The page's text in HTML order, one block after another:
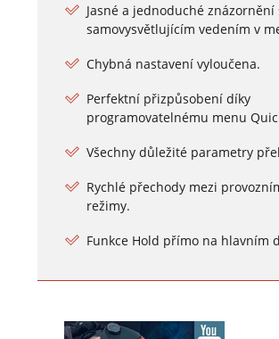
Jasné a jednoduché znázornění
samovysvětlujícím vedením v
Chybná nastavení vyloučena.
Perfektní přizpůsobení díky
programovatelnému menu
Všechny důležité parametry
Rychlé přechody mezi
režimy.
Funkce Hold přímo na hlavním